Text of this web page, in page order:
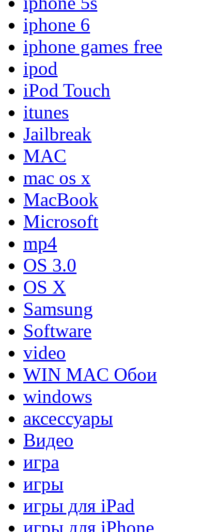
iphone 6
iphone games free
ipod
iPod Touch
itunes
Jailbreak
MAC
mac os x
MacBook
Microsoft
mp4
OS 3.0
OS X
Samsung
Software
video
WIN MAC Обои
windows
аксессуары
Видео
игра
игры
игры для iPad
игры для iPhone